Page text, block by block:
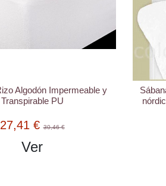
Algodón Impermeable y
Transpirable PU
27,41 €30,46 €
Ver